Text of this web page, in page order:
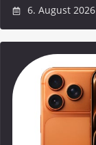
6. August 2026